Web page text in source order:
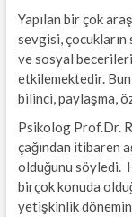
Yapılan bir çok
sevgisi,
ve sosyal
etkilemektedir.
bilinci, paylaşma,
Psikolog Prof.Dr.
çağından itibaren
olduğunu söyledi.
birçok konuda
yetişkinlik